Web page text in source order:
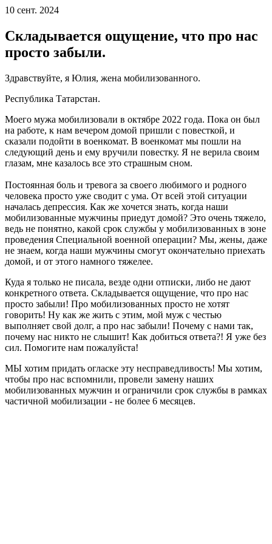
10 сент. 2024
Складывается ощущение, что про нас
просто забыли.
Здравствуйте, я Юлия, жена мобилизованного.
Республика Татарстан.
Моего мужа мобилизовали в октябре 2022 года. Пока он был
на работе, к нам вечером домой пришли с повесткой, и
сказали подойти в военкомат. В военкомат мы пошли на
следующий день и ему вручили повестку. Я не верила своим
глазам, мне казалось все это страшным сном.
Постоянная боль и тревога за своего любимого и родного
человека просто уже сводит с ума. От всей этой ситуации
началась депрессия. Как же хочется знать, когда наши
мобилизованные мужчины приедут домой? Это очень тяжело,
ведь не понятно, какой срок службы у мобилизованных в зоне
проведения Специальной военной операции? Мы, жены, даже
не знаем, когда наши мужчины смогут окончательно приехать
домой, и от этого намного тяжелее.
Куда я только не писала, везде одни отписки, либо не дают
конкретного ответа. Складывается ощущение, что про нас
просто забыли! Про мобилизованных просто не хотят
говорить! Ну как же жить с этим, мой муж с честью
выполняет свой долг, а про нас забыли! Почему с нами так,
почему нас никто не слышит! Как добиться ответа?! Я уже без
сил. Помогите нам пожалуйста!
МЫ хотим придать огласке эту несправедливость! Мы хотим,
чтобы про нас вспомнили, провели замену наших
мобилизованных мужчин и ограничили срок службы в рамках
частичной мобилизации - не более 6 месяцев.